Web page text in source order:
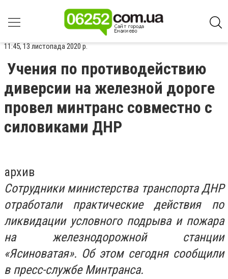
11:45, 13 листопада 2020 р.
Учения по противодействию
диверсии на железной дороге
провел минтранс совместно с
силовиками ДНР
архив
Сотрудники министерства транспорта ДНР
отработали практические действия по
ликвидации условного подрыва и пожара
на железнодорожной станции
«Ясиноватая». Об этом сегодня сообщили
в пресс-службе Минтранса.